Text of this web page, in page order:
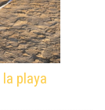
playa